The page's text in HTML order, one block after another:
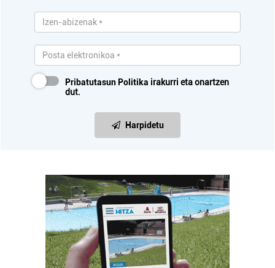
Pribatutasun Politika irakurri eta onartzen
dut.
Harpidetu